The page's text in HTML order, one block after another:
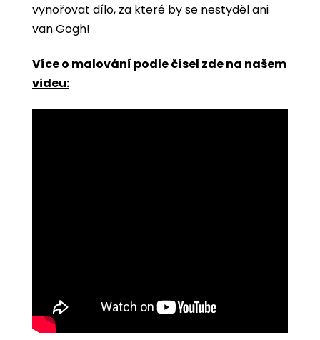
vynořovat dílo, za které by se nestyděl ani
van Gogh!
Více o malování podle čísel zde na našem
videu: